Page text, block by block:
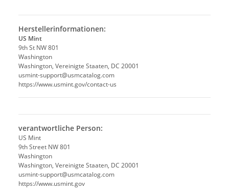
Herstellerinformationen:
US Mint
9th St NW 801
Washington
Washington, Vereinigte Staaten, DC 20001
usmint-support@usmcatalog.com
https://www.usmint.gov/contact-us
verantwortliche Person:
US Mint
9th Street NW 801
Washington
Washington, Vereinigte Staaten, DC 20001
usmint-support@usmcatalog.com
https://www.usmint.gov